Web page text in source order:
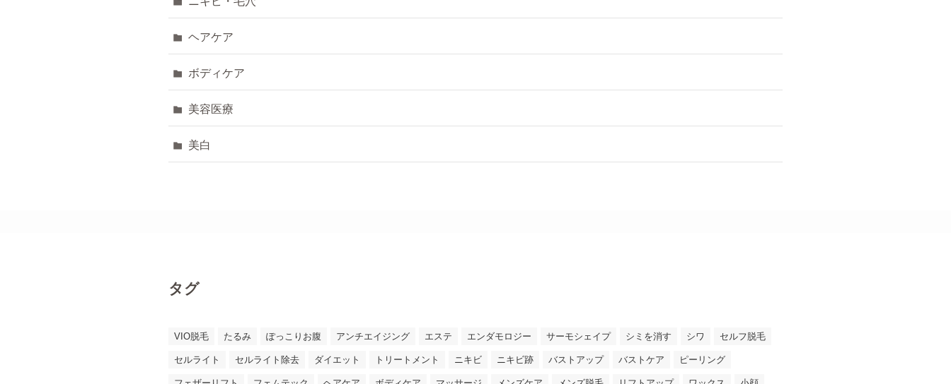
ヘアケア
ボディケア
美容医療
美白
タグ
VIO脱毛 たるみ ぽっこりお腹 アンチエイジング エステ エンダモロジー サーモシェイプ シミを消す シワ セルフ脱毛
セルライト セルライト除去 ダイエット トリートメント ニキビ ニキビ跡 バストアップ バストケア ピーリング